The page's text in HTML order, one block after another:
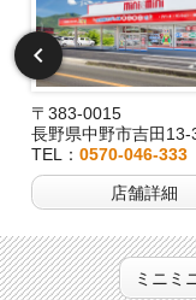
〒383-0015
長野県中野市吉田13-
TEL： 0570-046-333
店舗詳細
ミニミ